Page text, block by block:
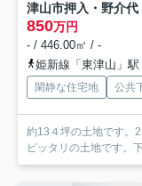
津山市押入・野介
850万円
- / 446.00㎡ / -
姫新線「東津山」
閑静な住宅地 公共
約13４坪の土地です。
ピッタリの土地です。